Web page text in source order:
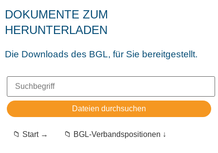
DOKUMENTE ZUM
HERUNTERLADEN
Die Downloads des BGL, für Sie bereitgestellt.
📁 Start → 📁 BGL-Verbandspositionen ↓